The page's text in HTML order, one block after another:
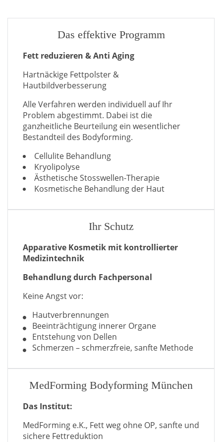
Das effektive Programm
Fett reduzieren & Anti Aging
Hartnäckige Fettpolster &
Hautbildverbesserung
Alle Verfahren werden individuell auf Ihr
Problem abgestimmt. Dabei ist die
ganzheitliche Beurteilung ein wesentlicher
Bestandteil des Bodyforming.
Cellulite Behandlung
Kryolipolyse
Ästhetische Stosswellen-Therapie
Kosmetische Behandlung der Haut
Ihr Schutz
Apparative Kosmetik mit kontrollierter
Medizintechnik
Behandlung durch Fachpersonal
Keine Angst vor:
Hautverbrennungen
Beeinträchtigung innerer Organe
Entstehung von Dellen
Schmerzen – schmerzfreie, sanfte Methode
MedForming Bodyforming München
Das Institut:
MedForming e.K., Fett weg ohne OP, sanfte und
sichere Fettreduktion